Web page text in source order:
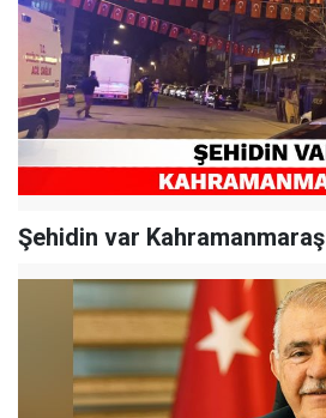
Şehidin var Kahramanmaraş